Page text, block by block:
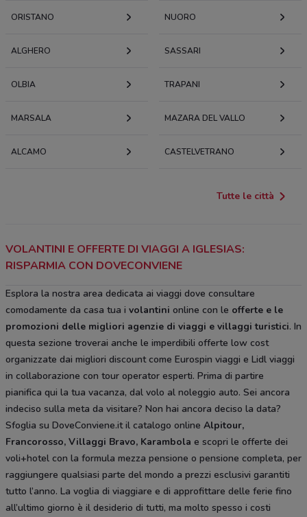
ORISTANO NUORO
ALGHERO SASSARI
OLBIA TRAPANI
MARSALA MAZARA DEL VALLO
ALCAMO CASTELVETRANO
Tutte le città
VOLANTINI E OFFERTE DI VIAGGI A IGLESIAS:
RISPARMIA CON DOVECONVIENE
Esplora la nostra area dedicata ai viaggi dove consultare
comodamente da casa tua i volantini online con le offerte e le
promozioni delle migliori agenzie di viaggi e villaggi turistici. In
questa sezione troverai anche le imperdibili offerte low cost
organizzate dai migliori discount come Eurospin viaggi e Lidl viaggi
in collaborazione con tour operator esperti. Prima di partire
pianifica qui la tua vacanza, dal volo al noleggio auto. Sei ancora
indeciso sulla meta da visitare? Non hai ancora deciso la data?
Sfoglia su DoveConviene.it il catalogo online Alpitour,
Francorosso, Villaggi Bravo, Karambola e scopri le offerte dei
voli+hotel con la formula mezza pensione o pensione completa, per
raggiungere qualsiasi parte del mondo a prezzi esclusivi garantiti
tutto l’anno. La voglia di viaggiare e di approfittare delle ferie fino
all’ultimo giorno è il desiderio di tutti, ma molto spesso i costi